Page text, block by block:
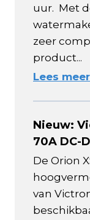
uur. Met
zeer
product...
Lees
Nieuw:
70A DC-
De Orion
van